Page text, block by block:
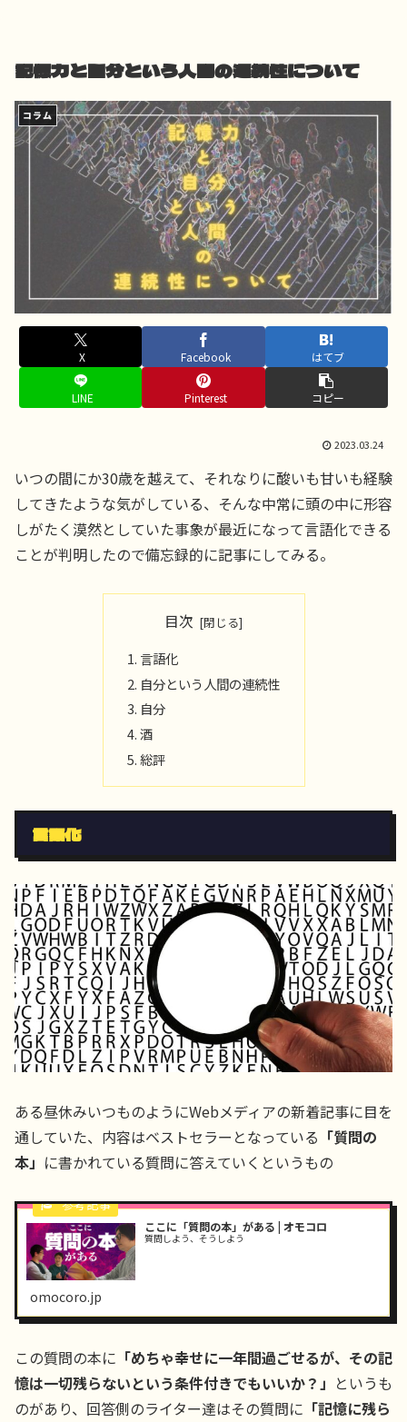
記憶力と自分という人間の連続性について
コラム
X Facebook はてブ
LINE Pinterest コピー
2023.03.24
いつの間にか30歳を越えて、それなりに酸いも甘いも経験
してきたような気がしている、そんな中常に頭の中に形容
しがたく漠然としていた事象が最近になって言語化できる
ことが判明したので備忘録的に記事にしてみる。
目次
言語化
自分という人間の連続性
自分
酒
総評
言語化
ある昼休みいつものようにWebメディアの新着記事に目を
通していた、内容はベストセラーとなっている 「質問の
本」 に書かれている質問に答えていくというもの
ここに「質問の本」がある | オモコロ
質問しよう、そうしよう
omocoro.jp
この質問の本に 「めちゃ幸せに一年間過ごせるが、その記
憶は一切残らないという条件付きでもいいか？」 というも
のがあり、回答側のライター達はその質問に 「記憶に残ら